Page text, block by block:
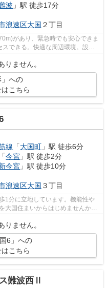
波 」駅 徒歩17分
浪速区大国 ２丁目
があり、緊急時でも安心できま
できる。快適な周辺環境。設備
りません。
」への
こちら
線 「大国町 」駅 徒歩6分
「今宮 」駅 徒歩2分
今宮 」駅 徒歩10分
浪速区大国 ３丁目
1分に立地しています。機能性や
大国住まいからはじめませんか。
りません。
6」への
こちら
難波西Ⅱ